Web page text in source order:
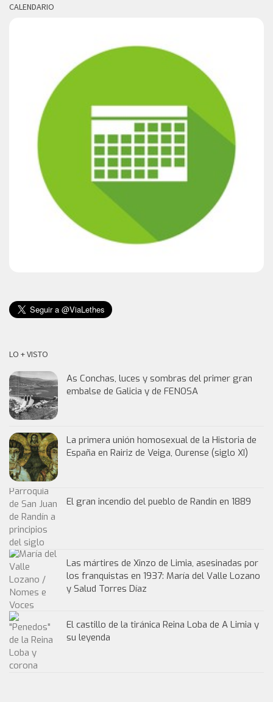
CALENDARIO
LO + VISTO
As Conchas, luces y sombras del primer gran
embalse de Galicia y de FENOSA
La primera unión homosexual de la Historia de
España en Rairiz de Veiga, Ourense (siglo XI)
El gran incendio del pueblo de Randín en 1889
Las mártires de Xinzo de Limia, asesinadas por
los franquistas en 1937: María del Valle Lozano
y Salud Torres Díaz
El castillo de la tiránica Reina Loba de A Limia y
su leyenda